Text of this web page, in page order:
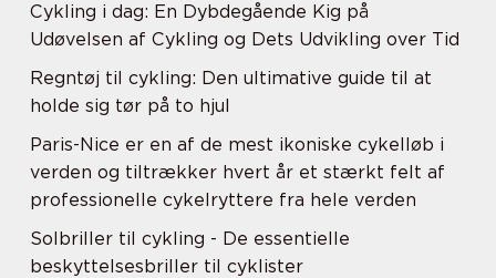
Cykling i dag: En Dybdegående Kig på
Udøvelsen af Cykling og Dets Udvikling over Tid
Regntøj til cykling: Den ultimative guide til at
holde sig tør på to hjul
Paris-Nice er en af de mest ikoniske cykelløb i
verden og tiltrækker hvert år et stærkt felt af
professionelle cykelryttere fra hele verden
Solbriller til cykling - De essentielle
beskyttelsesbriller til cyklister